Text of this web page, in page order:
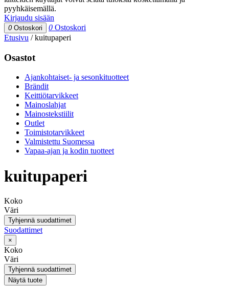
pyyhkäisemällä.
Kirjaudu sisään
0 Ostoskori 0 Ostoskori
Etusivu /kuitupaperi
Osastot
Ajankohtaiset- ja sesonkituotteet
Brändit
Keittiötarvikkeet
Mainoslahjat
Mainostekstiilit
Outlet
Toimistotarvikkeet
Valmistettu Suomessa
Vapaa-ajan ja kodin tuotteet
kuitupaperi
Koko
Väri
Tyhjennä suodattimet
Suodattimet
×
Koko
Väri
Tyhjennä suodattimet
Näytä tuote